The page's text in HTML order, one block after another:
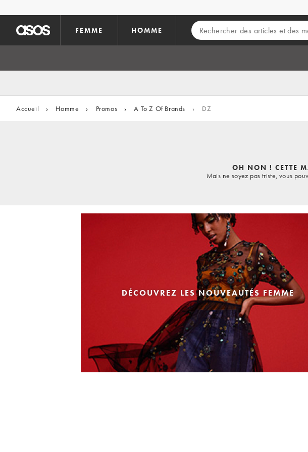
FEMME HOMME
Accueil › Homme › Promos › A To Z Of Brands › DZ
OH NON ! CETTE
Mais ne soyez pas triste, vous
DÉCOUVREZ LES NOUVEAUTÉS FEMME